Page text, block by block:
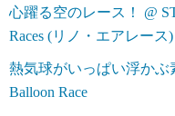
心躍る空のレース！ @
Races (リノ・エアレース)
熱気球がいっぱい浮かぶ
Balloon Race